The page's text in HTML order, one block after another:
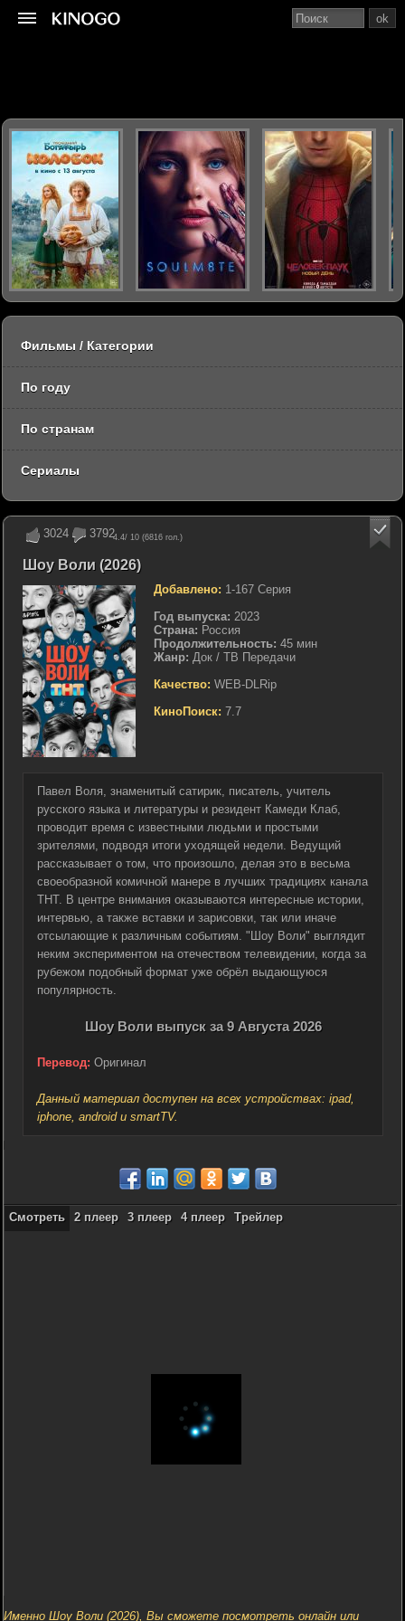
3024 37924.4/ 10 (6816 гол.)
Шоу Воли (2026)
Добавлено: 1-167 Серия
Год выпуска: 2023
Страна: Россия
Продолжительность: 45 мин
Жанр: Док / ТВ Передачи
Качество: WEB-DLRip
КиноПоиск: 7.7
Павел Воля, знаменитый сатирик, писатель, учитель
русского языка и литературы и резидент Камеди Клаб,
проводит время с известными людьми и простыми
зрителями, подводя итоги уходящей недели. Ведущий
рассказывает о том, что произошло, делая это в весьма
своеобразной комичной манере в лучших традициях канала
ТНТ. В центре внимания оказываются интересные истории,
интервью, а также вставки и зарисовки, так или иначе
отсылающие к различным событиям. "Шоу Воли" выглядит
неким экспериментом на отечеством телевидении, когда за
рубежом подобный формат уже обрёл выдающуюся
популярность.
Шоу Воли выпуск за 9 Августа 2026
Перевод: Оригинал
Данный материал доступен на всех устройствах: ipad,
iphone, android и smartTV.
Смотреть 2 плеер 3 плеер 4 плеер Трейлер
Именно Шоу Воли (2026), Вы сможете посмотреть онлайн или
ok
Фильмы / Категории
По году
По странам
Сериалы